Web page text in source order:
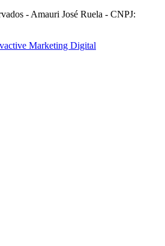
- Amauri José Ruela - CNPJ:
Marketing Digital